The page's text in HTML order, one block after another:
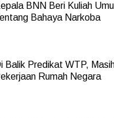
BNN Beri Kuliah
Bahaya Narkoba
Balik Predikat WTP,
Rumah Negara